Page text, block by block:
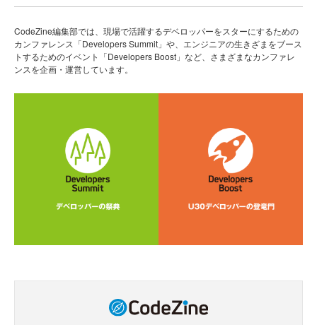
CodeZine編集部では、現場で活躍するデベロッパーをスターにするための
カンファレンス「Developers Summit」や、エンジニアの生きざまをブース
トするためのイベント「Developers Boost」など、さまざまなカンファレ
ンスを企画・運営しています。